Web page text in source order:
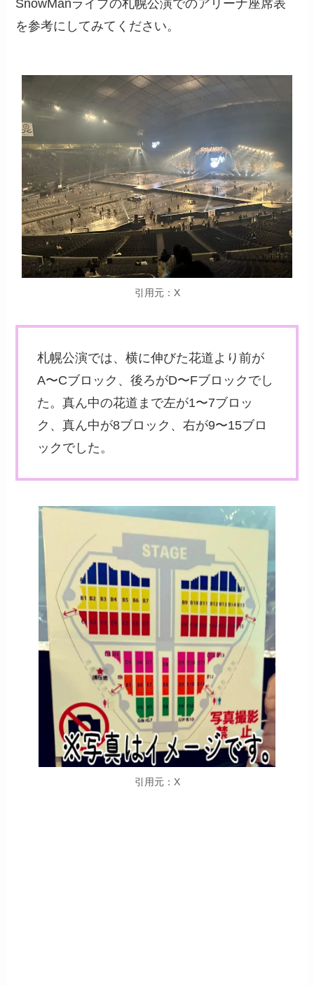
SnowManライブの札幌公演でのアリーナ座席表
を参考にしてみてください。
引用元：X
札幌公演では、横に伸びた花道より前が
A〜Cブロック、後ろがD〜Fブロックでし
た。真ん中の花道まで左が1〜7ブロッ
ク、真ん中が8ブロック、右が9〜15ブロ
ックでした。
引用元：X